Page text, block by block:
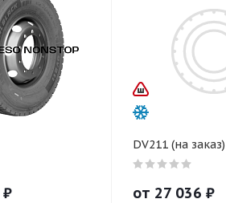
₽
DV211 (на заказ)
от 27 036 ₽